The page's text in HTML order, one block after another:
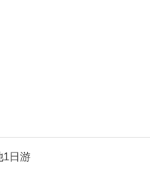
1日游